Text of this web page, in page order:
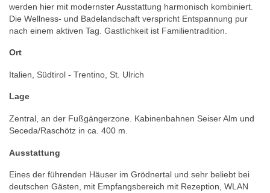
werden hier mit modernster Ausstattung harmonisch kombiniert.
Die Wellness- und Badelandschaft verspricht Entspannung pur
nach einem aktiven Tag. Gastlichkeit ist Familientradition.
Ort
Italien, Südtirol - Trentino, St. Ulrich
Lage
Zentral, an der Fußgängerzone. Kabinenbahnen Seiser Alm und
Seceda/Raschötz in ca. 400 m.
Ausstattung
Eines der führenden Häuser im Grödnertal und sehr beliebt bei
deutschen Gästen, mit Empfangsbereich mit Rezeption, WLAN